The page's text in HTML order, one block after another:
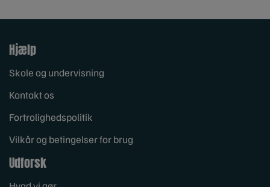
Hjælp
Skole og undervisning
Kontakt os
Fortrolighedspolitik
Vilkår og betingelser for brug
Udforsk